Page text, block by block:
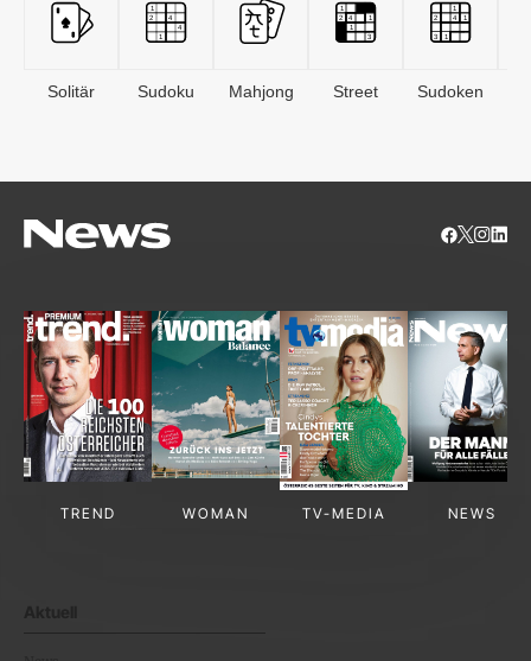
Solitär Sudoku Mahjong Street Sudoken
TREND WOMAN TV-MEDIA NEWS